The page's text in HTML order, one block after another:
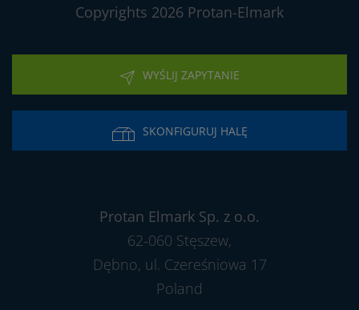
Copyrights 2026 Protan-Elmark
WYŚLIJ ZAPYTANIE
SKONFIGURUJ HALĘ
Protan Elmark Sp. z o.o.
62-060 Stęszew,
Dębno, ul. Czereśniowa 17
Poland